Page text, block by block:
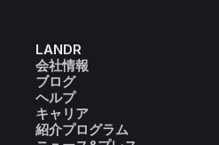
LANDR
会社情報
ブログ
ヘルプ
キャリア
紹介プログラム